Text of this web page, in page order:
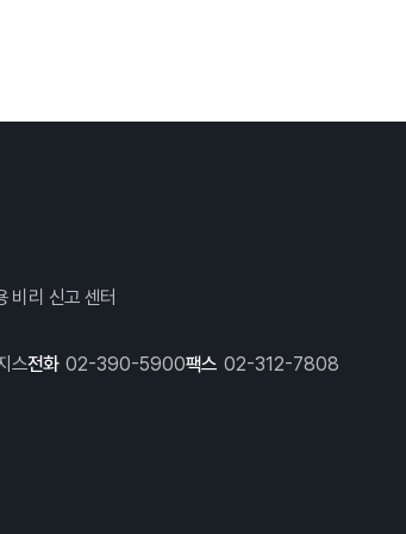
비리 신고 센터
스전화 02-390-5900팩스 02-312-7808